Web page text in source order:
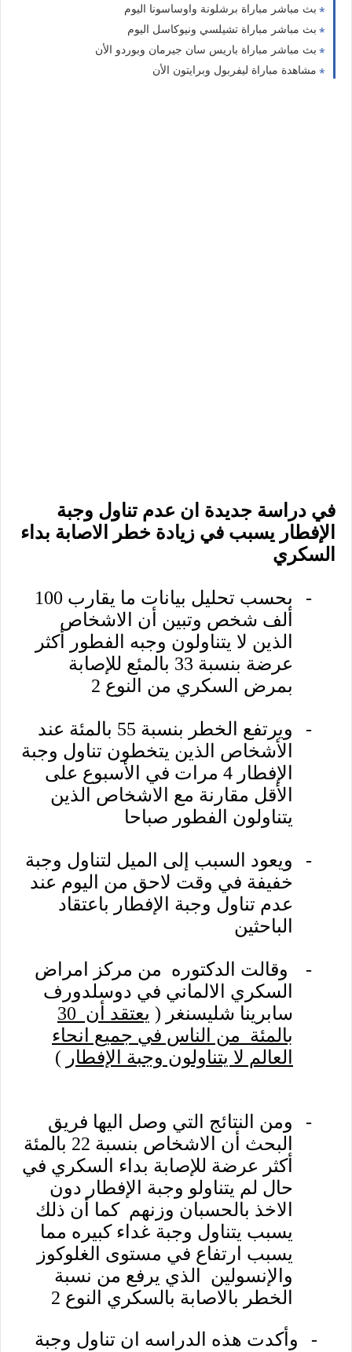
بث مباشر مباراة برشلونة واوساسونا اليوم
بث مباشر مباراة تشيلسي ونيوكاسل اليوم
بث مباشر مباراة باريس سان جيرمان وبوردو الأن
مشاهدة مباراة ليفربول وبرايتون الأن
في دراسة جديدة ان عدم تناول وجبة
الإفطار يسبب في زيادة خطر الاصابة بداء
السكري
-
بحسب تحليل بيانات ما يقارب 100
ألف شخص وتبين أن الاشخاص
الذين لا يتناولون وجبه الفطور أكثر
عرضة بنسبة 33 بالمئع للإصابة
بمرض السكري من النوع 2
-
ويرتفع الخطر بنسبة 55 بالمئة عند
الأشخاص الذين يتخطون تناول وجبة
الإفطار 4 مرات في الأسبوع على
الأقل مقارنة مع الاشخاص الذين
يتناولون الفطور صباحا
-
ويعود السبب إلى الميل لتناول وجبة
خفيفة في وقت لاحق من اليوم عند
عدم تناول وجبة الإفطار باعتقاد
الباحثين
-
وقالت الدكتوره من مركز امراض
السكري الالماني في دوسلدورف
سابرينا شليسنغر (
يعتقد أن 30
بالمئة من الناس في جميع انحاء
العالم لا يتناولون وجبة الإفطار )
-
ومن النتائج التي وصل اليها فريق
البحث أن الاشخاص بنسبة 22 بالمئة
أكثر عرضة للإصابة بداء السكري في
حال لم يتناولو وجبة الإفطار دون
الاخذ بالحسبان وزنهم كما أن ذلك
يسبب يتناول وجبة غداء كبيره مما
يسبب ارتفاع في مستوى الغلوكوز
والإنسولين الذي يرفع من نسبة
الخطر بالاصابة بالسكري النوع 2
-
وأكدت هذه الدراسه ان تناول وجبة